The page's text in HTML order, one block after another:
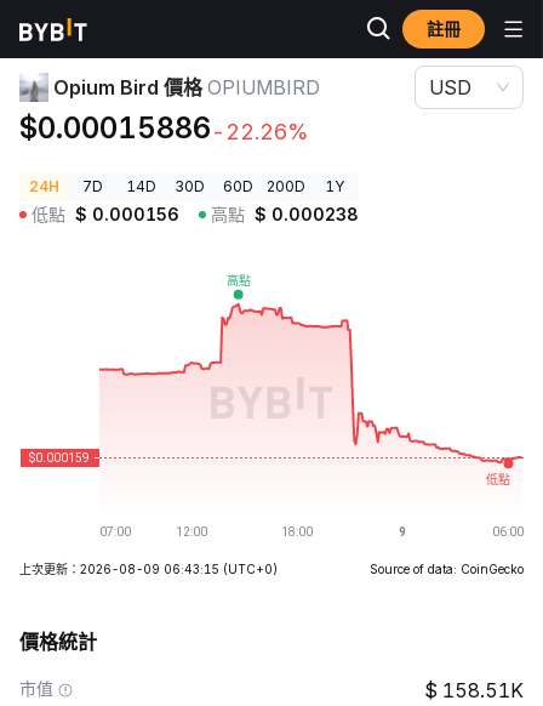
註冊
加密貨幣價格
Opium Bird 價格 OPIUMBIRD
$0.00015886-22.26%
USD
24H 7D 14D 30D 60D 200D 1Y
低點 $ 0.000156 高點 $ 0.000238
上次更新：2026-08-09 06:43:15 (UTC+0) Source of data: CoinGecko
價格統計
市值 158.51K